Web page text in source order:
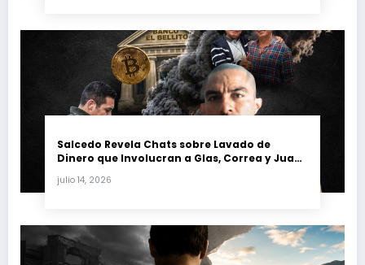
Salcedo Revela Chats sobre Lavado de
Dinero que Involucran a Glas, Correa y Juan
julio 14, 2026